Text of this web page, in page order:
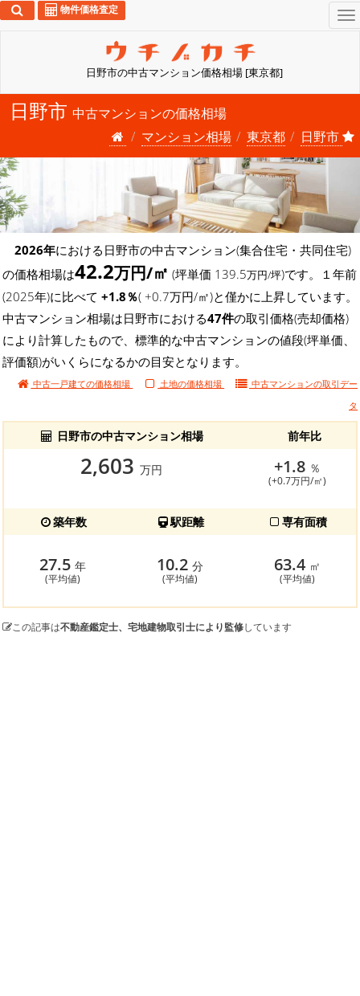
日野市の中古マンション価格相場 [東京都]
物件価格査定
日野市 中古マンションの価格相場
マンション相場
東京都 日野市
2026年における日野市の中古マンション(集合住宅・共同住宅)
の価格相場は42.2万円/㎡ (坪単価 139.5万円/坪)です。１年前
(2025年)に比べて +1.8％( +0.7万円/㎡)と僅かに上昇しています。
中古マンション相場は日野市における47件の取引価格(売却価格)
により計算したもので、標準的な中古マンションの値段(坪単価、
評価額)がいくらになるかの目安となります。
中古一戸建ての価格相場 土地の価格相場 中古マンションの取引デー
タ
日野市の中古マンション相場 前年比
2,603 万円 +1.8 ％
(+0.7万円/㎡)
築年数 駅距離 専有面積
27.5 年
(平均値)
10.2 分
(平均値)
63.4 ㎡
(平均値)
この記事は不動産鑑定士、宅地建物取引士により監修しています